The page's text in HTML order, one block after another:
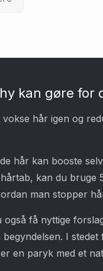
kan gøre for
hår igen og
hår kan booste
kan du bruge
man stopper
også få nyttige
I
en paryk med et